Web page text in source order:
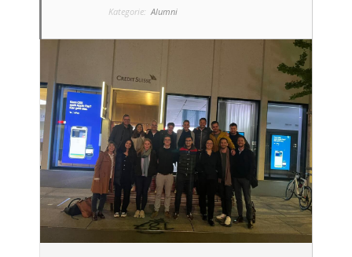
Kategorie: Alumni